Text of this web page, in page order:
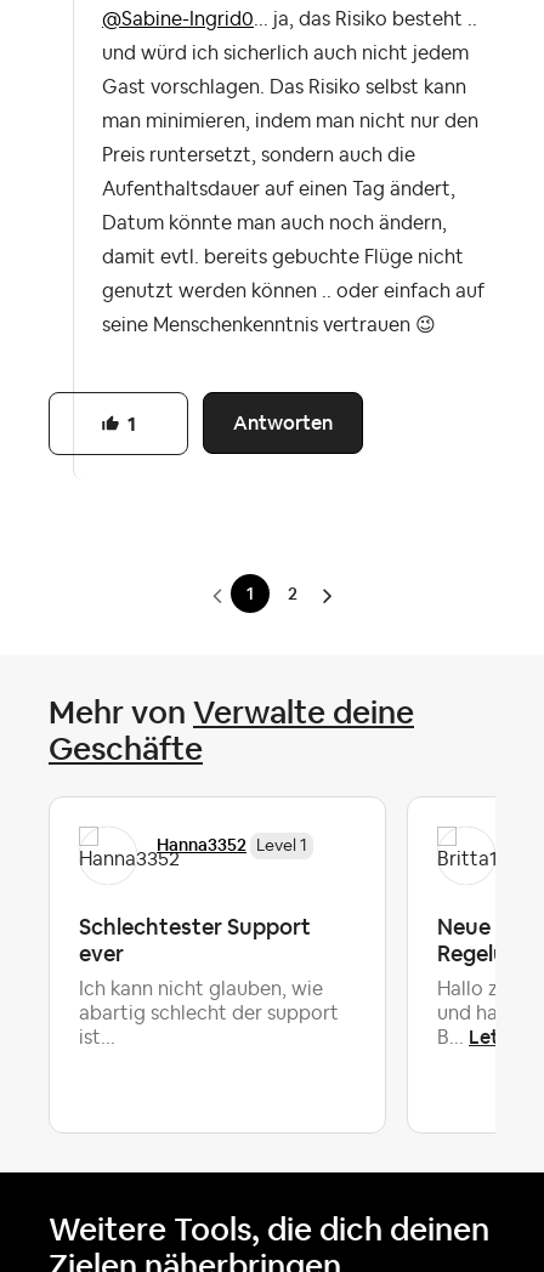
@Sabine-Ingrid0... ja, das Risiko besteht ..
und würd ich sicherlich auch nicht jedem
Gast vorschlagen. Das Risiko selbst kann
man minimieren, indem man nicht nur den
Preis runtersetzt, sondern auch die
Aufenthaltsdauer auf einen Tag ändert,
Datum könnte man auch noch ändern,
damit evtl. bereits gebuchte Flüge nicht
genutzt werden können .. oder einfach auf
seine Menschenkenntnis vertrauen 😉
Antworten
1
1 2
Mehr von Verwalte deine
Geschäfte
Hanna3352 Level 1
Schlechtester Support
ever
Ich kann nicht glauben, wie
abartig schlecht der support
ist...
Neue
Regelung
Hallo
und habe 3
B... Letzte
Weitere Tools, die dich deinen